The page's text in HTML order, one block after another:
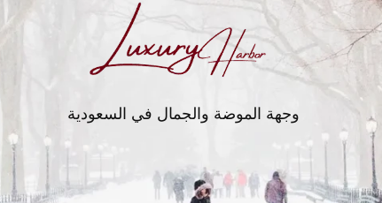
وجهة الموضة والجمال في السعودية